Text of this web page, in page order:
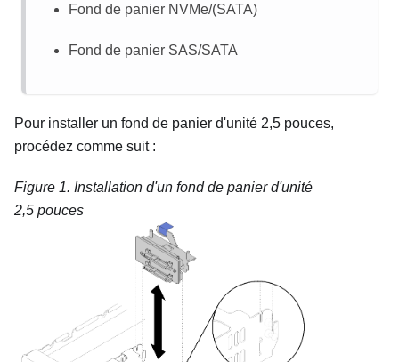
Fond de panier NVMe/(SATA)
Fond de panier SAS/SATA
Pour installer un fond de panier d'unité 2,5 pouces,
procédez comme suit :
Figure 1. Installation d'un fond de panier d'unité
2,5 pouces